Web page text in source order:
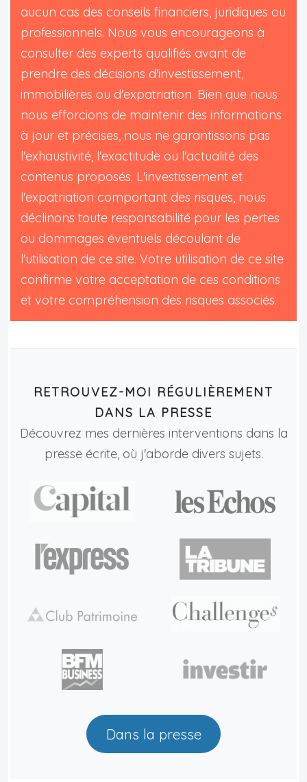
aucun cas des conseils financiers, juridiques ou
professionnels. Nous vous encourageons à
consulter des experts qualifiés avant de
prendre des décisions d'investissement,
immobilières ou d'expatriation. Bien que nous
nous efforcions de maintenir des informations
à jour et précises, nous ne garantissons pas
l'exhaustivité, l'exactitude ou l'actualité des
contenus proposés. L'investissement et
l'expatriation comportant des risques, nous
déclinons toute responsabilité pour les pertes
ou dommages éventuels découlant de
l'utilisation de ce site. Votre utilisation de ce site
confirme votre acceptation de ces conditions
et votre compréhension des risques associés.
RETROUVEZ-MOI RÉGULIÈREMENT
DANS LA PRESSE
Découvrez mes dernières interventions dans la
presse écrite, où j'aborde divers sujets.
Dans la presse